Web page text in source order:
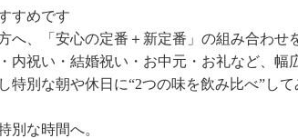
すめです
へ、「安心の定番＋新定番」の組み合わせ
内祝い・結婚祝い・お中元・お礼など、幅
特別な朝や休日に“2つの味を飲み比べ”して
別な時間へ。